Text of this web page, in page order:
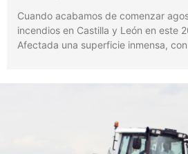
Cuando acabamos de comenzar
incendios en Castilla y León en este
Afectada una superficie inmensa,